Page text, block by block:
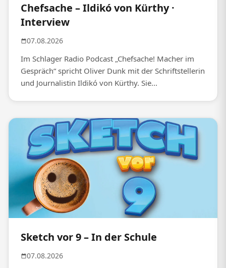
Chefsache – Ildikó von Kürthy ·
Interview
07.08.2026
Im Schlager Radio Podcast „Chefsache! Macher im
Gespräch“ spricht Oliver Dunk mit der Schriftstellerin
und Journalistin Ildikó von Kürthy. Sie...
Sketch vor 9 – In der Schule
07.08.2026